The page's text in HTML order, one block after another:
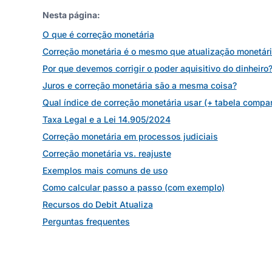
Nesta página:
O que é correção monetária
Correção monetária é o mesmo que atualização
Por que devemos corrigir o poder aquisitivo do dinheiro?
Juros e correção monetária são a mesma coisa?
Qual índice de correção monetária usar (+ tabela
Taxa Legal e a Lei 14.905/2024
Correção monetária em processos judiciais
Correção monetária vs. reajuste
Exemplos mais comuns de uso
Como calcular passo a passo (com exemplo)
Recursos do Debit Atualiza
Perguntas frequentes